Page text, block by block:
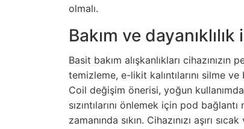
olmalı.
Bakım ve dayanıklılık
Basit bakım alışkanlıkları
temizleme, e-likit kalıntılarını silme
Coil değişim önerisi, yoğun
sızıntılarını önlemek için pod
zamanında sıkın. Cihazınızı aşırı